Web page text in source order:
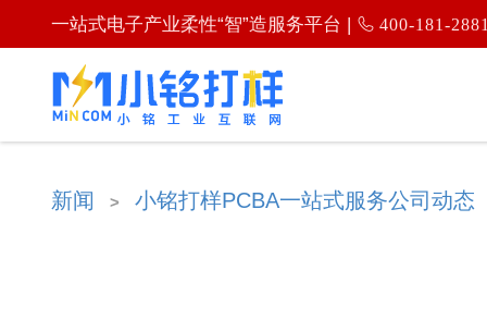
一站式电子产业柔性“智”造服务平台 | 400-181-
新闻 > 小铭打样PCBA一站式服务公司动态